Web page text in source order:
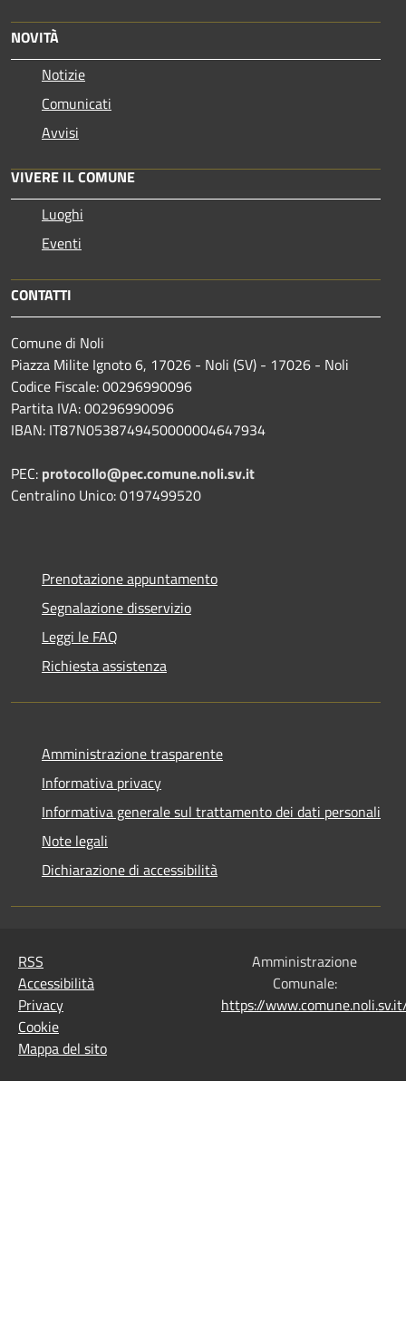
NOVITÀ
Notizie
Comunicati
Avvisi
VIVERE IL COMUNE
Luoghi
Eventi
CONTATTI
Comune di Noli
Piazza Milite Ignoto 6, 17026 - Noli (SV) - 17026 - Noli
Codice Fiscale: 00296990096
Partita IVA: 00296990096
IBAN: IT87N0538749450000004647934
PEC: protocollo@pec.comune.noli.sv.it
Centralino Unico: 0197499520
Prenotazione appuntamento
Segnalazione disservizio
Leggi le FAQ
Richiesta assistenza
Amministrazione trasparente
Informativa privacy
Informativa generale sul trattamento dei dati personali
Note legali
Dichiarazione di accessibilità
RSS
Accessibilità
Privacy
Cookie
Mappa del sito
Amministrazione
Comunale:
https://